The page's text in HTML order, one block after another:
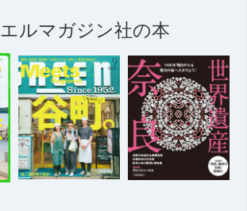
エルマガジン社の本